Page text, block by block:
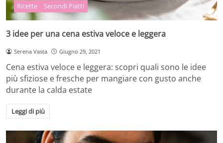
Ricette Secondi Piatti
3 idee per una cena estiva veloce e leggera
Serena Vasta Giugno 29, 2021
Cena estiva veloce e leggera: scopri quali sono le idee
più sfiziose e fresche per mangiare con gusto anche
durante la calda estate
Leggi di più